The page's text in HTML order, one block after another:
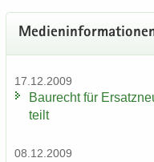
17.12.2009
Bau­recht für
teilt
08.12.2009